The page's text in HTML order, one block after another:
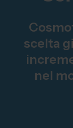
scelta
nel